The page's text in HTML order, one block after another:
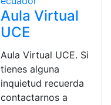
Aula Virtual
UCE
Aula Virtual UCE. Si
tienes alguna
inquietud recuerda
contactarnos a